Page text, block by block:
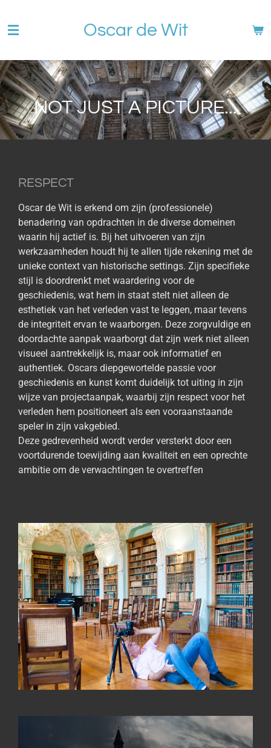
direct
hoofdinhoud
Oscar de Wit
NOT JUST A PICTURE...
RESPECT
Oscar de Wit is erkend om zijn (professionele)
benadering van opdrachten in de diverse domeinen
waarin hij actief is. Bij het uitvoeren van zijn
werkzaamheden houdt hij te allen tijde rekening met de
unieke context van historische settings. Zijn specifieke
stijl is doordrenkt met waardering voor de
geschiedenis, wat hem in staat stelt niet alleen de
esthetiek van het verleden vast te leggen, maar tevens
de integriteit ervan te waarborgen. Deze zorgvuldige en
doordachte aanpak waarborgt dat zijn werk niet alleen
visueel aantrekkelijk is, maar ook informatief en
authentiek. Oscars diepgewortelde passie voor
geschiedenis en kunst komt duidelijk tot uiting in zijn
wijze van projectaanpak, waarbij zijn respect voor het
verleden hem positioneert als een vooraanstaande
speler in zijn vakgebied.
Deze gedrevenheid wordt verder versterkt door een
voortdurende toewijding aan kwaliteit en een oprechte
ambitie om de verwachtingen te overtreffen